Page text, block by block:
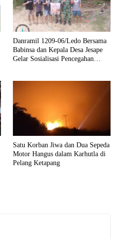
Danramil 1209-06/Ledo Bersama
Babinsa dan Kepala Desa Jesape
Gelar Sosialisasi Pencegahan
Satu Korban Jiwa dan Dua Sepeda
Motor Hangus dalam Karhutla di
Pelang Ketapang